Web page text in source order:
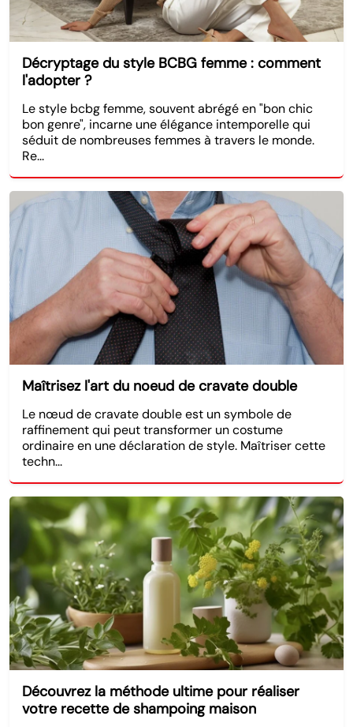
Décryptage du style BCBG femme : comment
l'adopter ?
Le style bcbg femme, souvent abrégé en "bon chic
bon genre", incarne une élégance intemporelle qui
séduit de nombreuses femmes à travers le monde.
Re...
Maîtrisez l'art du noeud de cravate double
Le nœud de cravate double est un symbole de
raffinement qui peut transformer un costume
ordinaire en une déclaration de style. Maîtriser cette
techn...
Découvrez la méthode ultime pour réaliser
votre recette de shampoing maison